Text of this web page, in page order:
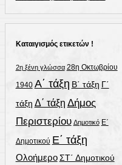
Καταιγισμός ετικετών !
2η ξένη γλώσσα 28η Οκτωβρίου
1940 Α΄ τάξη Β΄ τάξη Γ΄
τάξη Δ΄ τάξη Δήμος
Περιστερίου Δημοτικό Ε΄
Δημοτικού Ε΄ τάξη
Ολοήμερο ΣΤ΄ Δημοτικού